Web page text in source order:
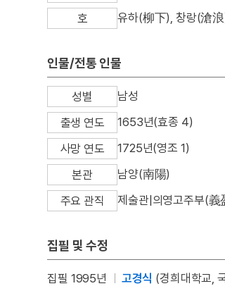
호
유하(柳下), 창랑(滄
인물/전통 인물
성별
남성
출생 연도
1653년(효종 4)
사망 연도
1725년(영조 1)
본관
남양(南陽)
주요 관직
제술관|의영고주부(
집필 및 수정
집필 1995년 고경식 (경희대학교,